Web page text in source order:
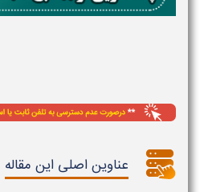
عناوین اصلی این مقاله